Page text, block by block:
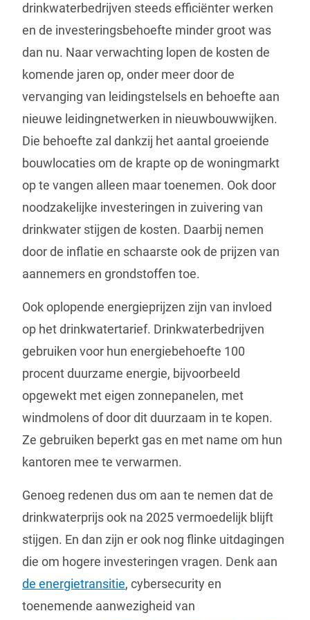
drinkwaterbedrijven steeds efficiënter werken
en de investeringsbehoefte minder groot was
dan nu. Naar verwachting lopen de kosten de
komende jaren op, onder meer door de
vervanging van leidingstelsels en behoefte aan
nieuwe leidingnetwerken in nieuwbouwwijken.
Die behoefte zal dankzij het aantal groeiende
bouwlocaties om de krapte op de woningmarkt
op te vangen alleen maar toenemen. Ook door
noodzakelijke investeringen in zuivering van
drinkwater stijgen de kosten. Daarbij nemen
door de inflatie en schaarste ook de prijzen van
aannemers en grondstoffen toe.
Ook oplopende energieprijzen zijn van invloed
op het drinkwatertarief. Drinkwaterbedrijven
gebruiken voor hun energiebehoefte 100
procent duurzame energie, bijvoorbeeld
opgewekt met eigen zonnepanelen, met
windmolens of door dit duurzaam in te kopen.
Ze gebruiken beperkt gas en met name om hun
kantoren mee te verwarmen.
Genoeg redenen dus om aan te nemen dat de
drinkwaterprijs ook na 2025 vermoedelijk blijft
stijgen. En dan zijn er ook nog flinke uitdagingen
die om hogere investeringen vragen. Denk aan
de energietransitie, cybersecurity en
toenemende aanwezigheid van